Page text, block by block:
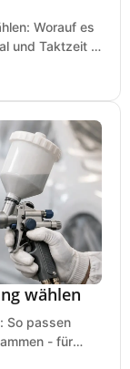
Worauf es
und Taktzeit in
wählen
So passen
- für